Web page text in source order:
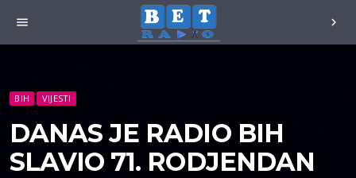
menu chevron_right
BIH VIJESTI
DANAS JE RADIO BIH
SLAVIO 71. RODJENDAN